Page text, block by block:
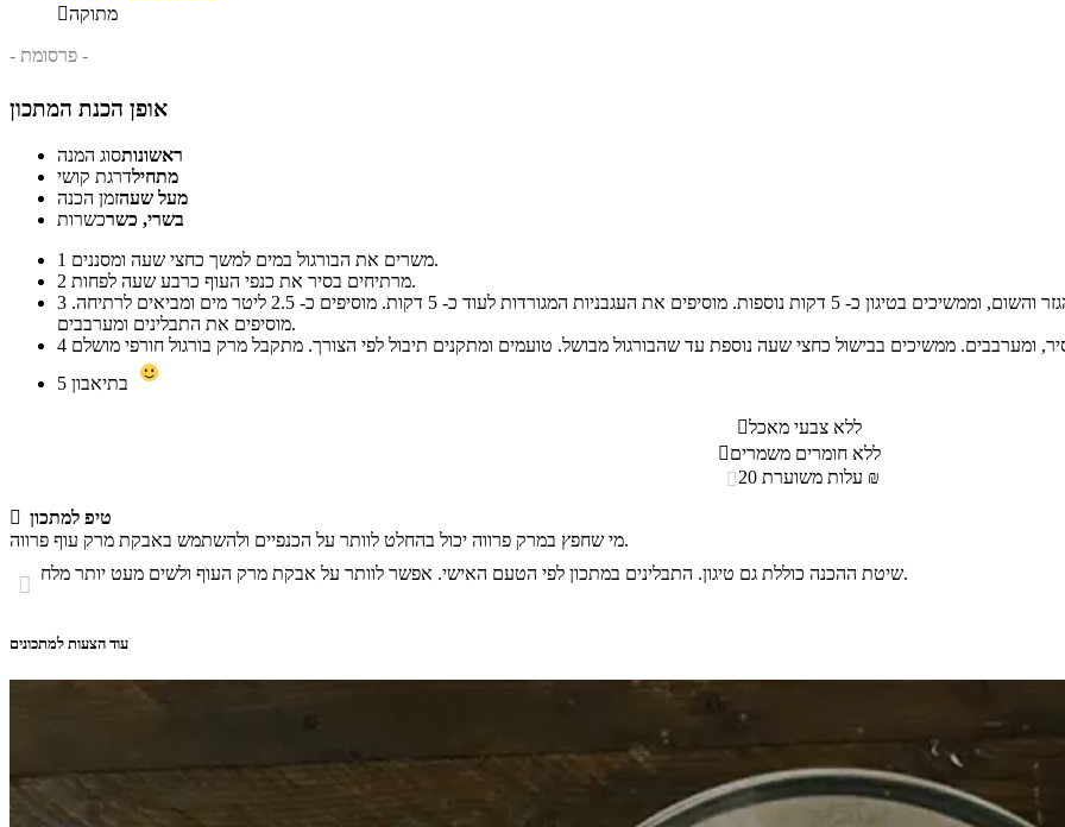
מתוקה
- פרסומת -
אופן הכנת המתכון
ראשונותסוג המנה
מתחילדרגת קושי
מעל שעהזמן הכנה
בשרי, כשרכשרות
1
משרים את הבורגול במים למשך כחצי שעה ומסננים.
2
מרתיחים בסיר את כנפי העוף כרבע שעה לפחות.
3
מוסיפים את התבלינים ומערבבים.
4
5
ללא צבעי מאכל
ללא חומרים משמרים

עלות משוערת 20 ₪
 טיפ למתכון
מי שחפץ במרק פרווה יכול בהחלט לוותר על הכנפיים ולהשתמש באבקת מרק עוף פרווה.
 שיטת ההכנה כוללת גם טיגון. התבלינים במתכון לפי הטעם האישי. אפשר לוותר על אבקת מרק העוף ולשים מעט יותר מלח.
עוד הצעות למתכונים